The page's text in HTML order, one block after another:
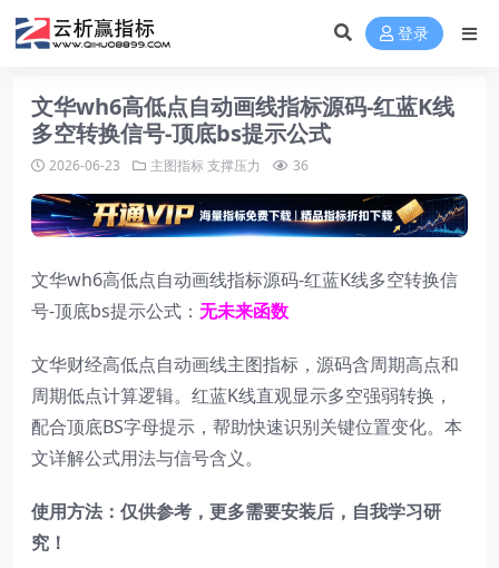
登录
文华wh6高低点自动画线指标源码-红蓝K线
多空转换信号-顶底bs提示公式
2026-06-23 主图指标 支撑压力 36
文华wh6高低点自动画线指标源码-红蓝K线多空转换信
号-顶底bs提示公式： 无未来函数
文华财经高低点自动画线主图指标，源码含周期高点和
周期低点计算逻辑。红蓝K线直观显示多空强弱转换，
配合顶底BS字母提示，帮助快速识别关键位置变化。本
文详解公式用法与信号含义。
使用方法：仅供参考，更多需要安装后，自我学习研
究！